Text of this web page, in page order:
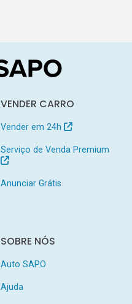
VENDER CARRO
Vender em 24h
Serviço de Venda Premium
Anunciar Grátis
SOBRE NÓS
Auto SAPO
Ajuda